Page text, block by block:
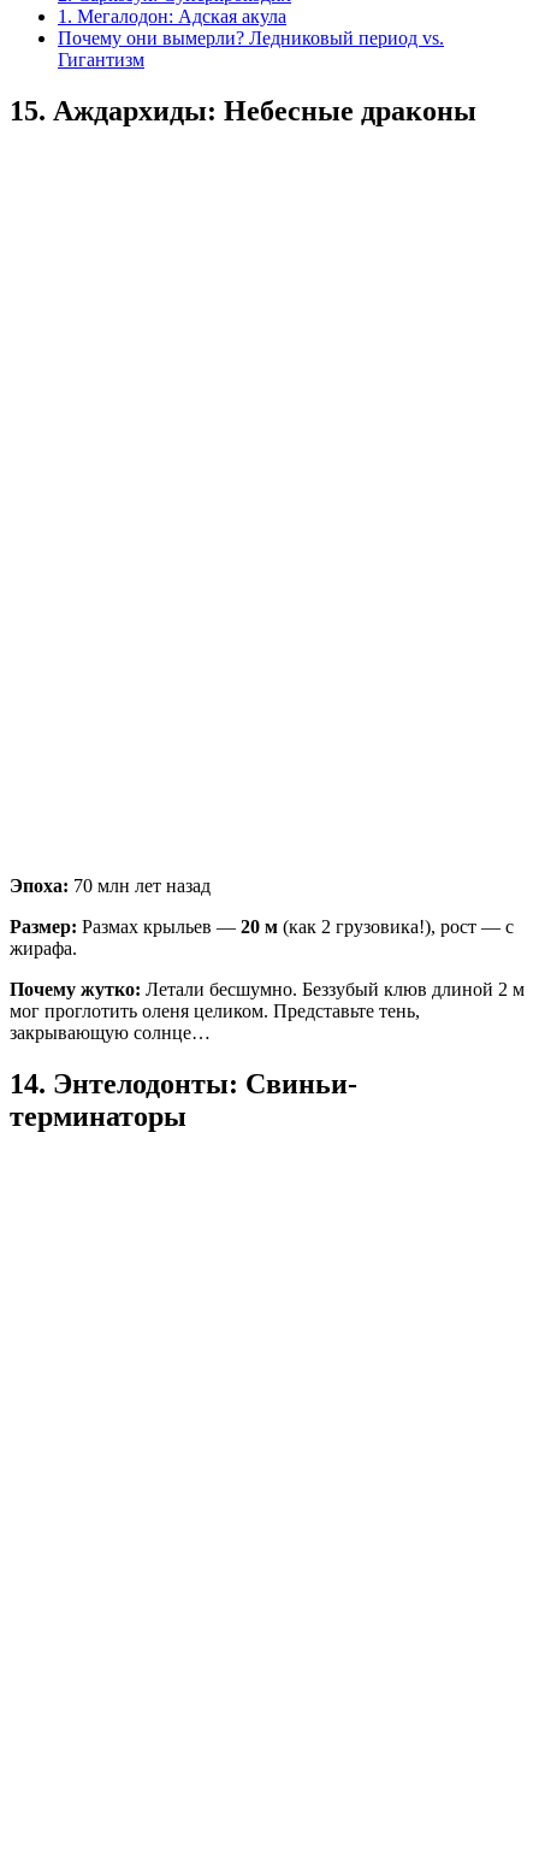
1. Мегалодон: Адская акула
Почему они вымерли? Ледниковый период vs.
Гигантизм
15. Аждархиды: Небесные драконы
Эпоха: 70 млн лет назад
Размер: Размах крыльев — 20 м (как 2 грузовика!), рост — с
жирафа.
Почему жутко: Летали бесшумно. Беззубый клюв длиной 2 м
мог проглотить оленя целиком. Представьте тень,
закрывающую солнце…
14. Энтелодонты: Свиньи-
терминаторы